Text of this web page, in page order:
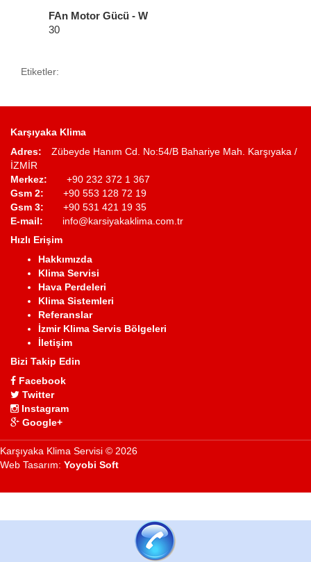
FAn Motor Gücü - W
30
Etiketler:
Karşıyaka Klima
Adres: Zübeyde Hanım Cd. No:54/B Bahariye Mah. Karşıyaka /
İZMİR
Merkez: +90 232 372 1 367
Gsm 2: +90 553 128 72 19
Gsm 3: +90 531 421 19 35
E-mail: info@karsiyakaklima.com.tr
Hızlı Erişim
Hakkımızda
Klima Servisi
Hava Perdeleri
Klima Sistemleri
Referanslar
İzmir Klima Servis Bölgeleri
İletişim
Bizi Takip Edin
Facebook
Twitter
Instagram
Google+
Karşıyaka Klima Servisi © 2026
Web Tasarım: Yoyobi Soft